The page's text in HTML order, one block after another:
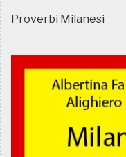
Proverbi Milanesi